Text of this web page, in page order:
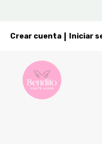
Crear cuenta Iniciar